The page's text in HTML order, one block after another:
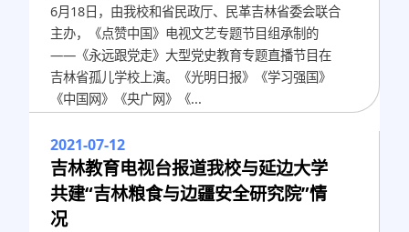
6月18日，由我校和省民政厅、民革吉林省委会联合
主办，《点赞中国》电视文艺专题节目组承制的
——《永远跟党走》大型党史教育专题直播节目在
吉林省孤儿学校上演。《光明日报》《学习强国》
《中国网》《央广网》《...
2021-07-12
吉林教育电视台报道我校与延边大学
共建“吉林粮食与边疆安全研究院”情
况